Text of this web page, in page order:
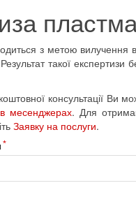
з метою вилучення
такої
консультації Ви
месенджерах. Для
Заявку на послуги.